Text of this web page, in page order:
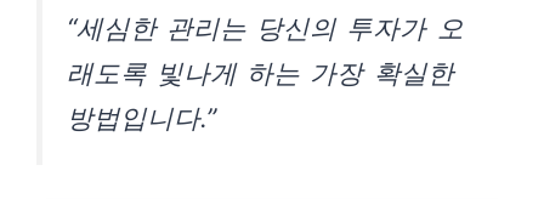
“세심한 관리는 당신의 투자가 오
래도록 빛나게 하는 가장 확실한
방법입니다.”